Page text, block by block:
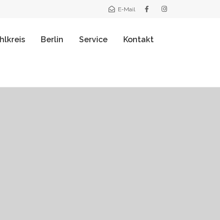
E-Mail
Berlin Service Kontakt